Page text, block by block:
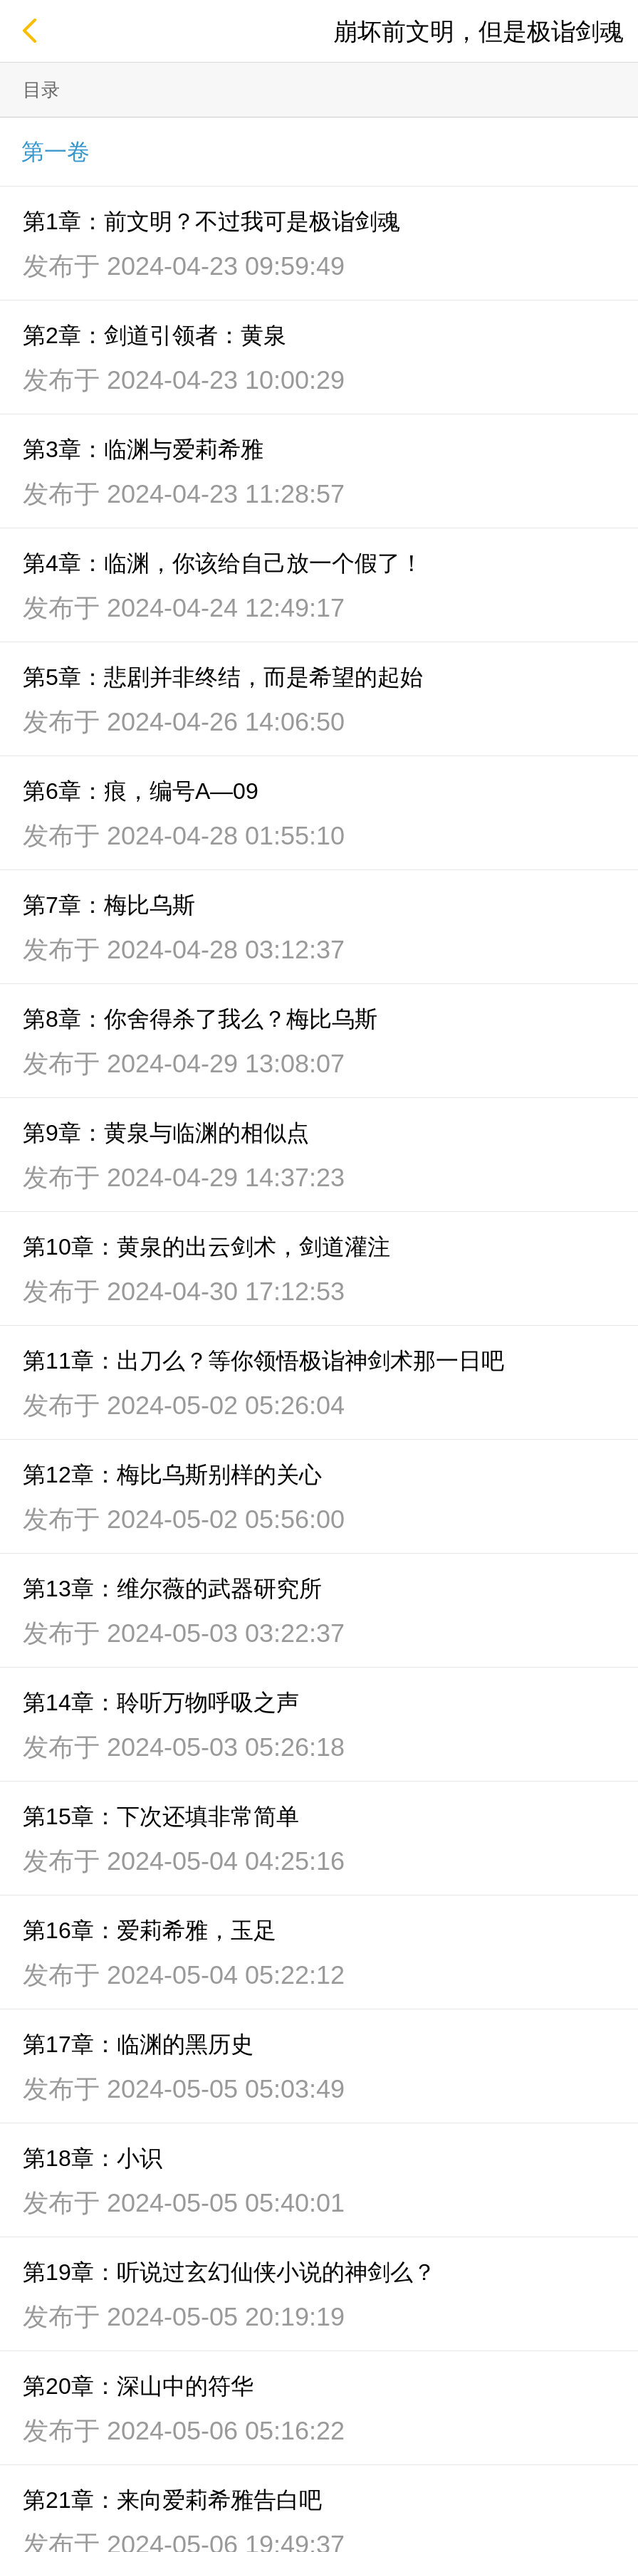
崩坏前文明，但是极诣剑魂
目录
第一卷
第1章：前文明？不过我可是极诣剑魂
发布于 2024-04-23 09:59:49
第2章：剑道引领者：黄泉
发布于 2024-04-23 10:00:29
第3章：临渊与爱莉希雅
发布于 2024-04-23 11:28:57
第4章：临渊，你该给自己放一个假了！
发布于 2024-04-24 12:49:17
第5章：悲剧并非终结，而是希望的起始
发布于 2024-04-26 14:06:50
第6章：痕，编号A—09
发布于 2024-04-28 01:55:10
第7章：梅比乌斯
发布于 2024-04-28 03:12:37
第8章：你舍得杀了我么？梅比乌斯
发布于 2024-04-29 13:08:07
第9章：黄泉与临渊的相似点
发布于 2024-04-29 14:37:23
第10章：黄泉的出云剑术，剑道灌注
发布于 2024-04-30 17:12:53
第11章：出刀么？等你领悟极诣神剑术那一日吧
发布于 2024-05-02 05:26:04
第12章：梅比乌斯别样的关心
发布于 2024-05-02 05:56:00
第13章：维尔薇的武器研究所
发布于 2024-05-03 03:22:37
第14章：聆听万物呼吸之声
发布于 2024-05-03 05:26:18
第15章：下次还填非常简单
发布于 2024-05-04 04:25:16
第16章：爱莉希雅，玉足
发布于 2024-05-04 05:22:12
第17章：临渊的黑历史
发布于 2024-05-05 05:03:49
第18章：小识
发布于 2024-05-05 05:40:01
第19章：听说过玄幻仙侠小说的神剑么？
发布于 2024-05-05 20:19:19
第20章：深山中的符华
发布于 2024-05-06 05:16:22
第21章：来向爱莉希雅告白吧
发布于 2024-05-06 19:49:37